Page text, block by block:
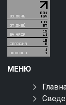
МЕНЮ